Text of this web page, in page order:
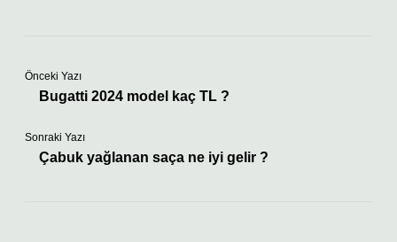
Önceki Yazı
Bugatti 2024 model kaç TL ?
Sonraki Yazı
Çabuk yağlanan saça ne iyi gelir ?